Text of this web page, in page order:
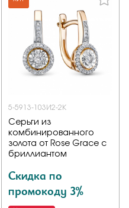
5-5913-103И2-2К
Серьги из
комбинированного
золота от Rose Grace с
бриллиантом
Скидка по
промокоду 3%
и согласен с условиями